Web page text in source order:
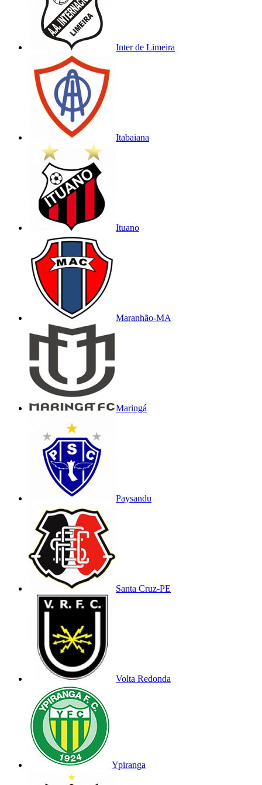
Inter de Limeira
Itabaiana
Ituano
Maranhão-MA
Maringá
Paysandu
Santa Cruz-PE
Volta Redonda
Ypiranga